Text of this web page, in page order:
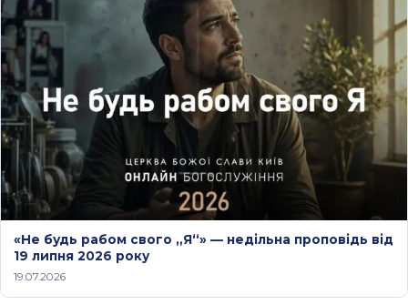
«Не будь рабом свого „Я“» — недільна проповідь від
19 липня 2026 року
19.07.2026